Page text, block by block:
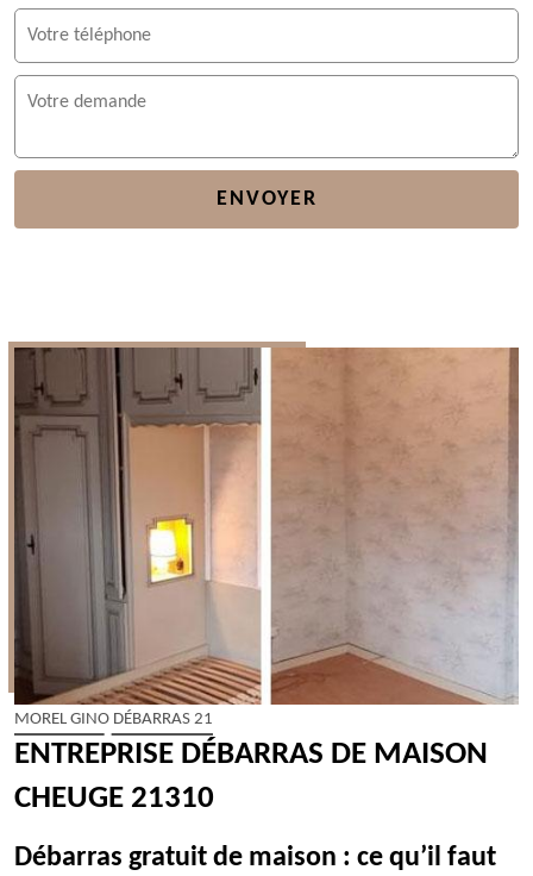
MOREL GINO DÉBARRAS 21
ENTREPRISE DÉBARRAS DE MAISON
CHEUGE 21310
Débarras gratuit de maison : ce qu’il faut